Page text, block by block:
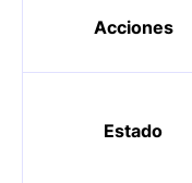
Acciones
Estado